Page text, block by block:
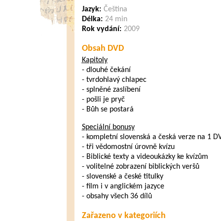
Jazyk: Čeština
Délka: 24 min
Rok vydání: 2009
Obsah DVD
Kapitoly
- dlouhé čekání
- tvrdohlavý chlapec
- splněné zaslíbení
- pošli je pryč
- Bůh se postará
Speciální bonusy
- kompletní slovenská a česká verze na 1
- tři vědomostní úrovně kvízu
- Biblické texty a videoukázky ke kvízům
- volitelné zobrazení biblických veršů
- slovenské a české titulky
- film i v anglickém jazyce
- obsahy všech 36 dílů
Zařazeno v kategoriích